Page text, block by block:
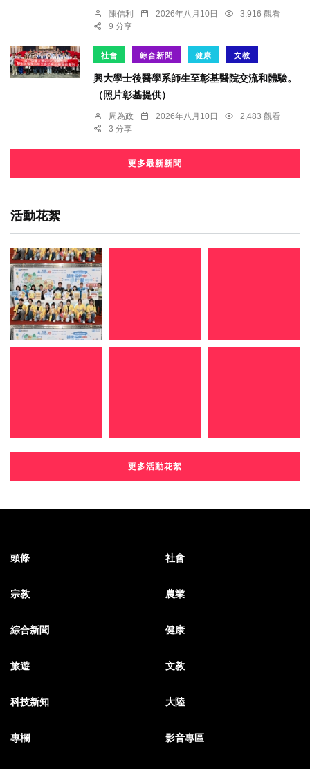
陳信利 2026年八月10日
3,916 觀看
9 分享
社會 綜合新聞 健康 文教
興大學士後醫學系師生至彰基醫院交流和體驗。
（照片彰基提供）
周為政 2026年八月10日
2,483 觀看
3 分享
更多最新新聞
活動花絮
更多活動花絮
頭條 社會
宗教 農業
綜合新聞 健康
旅遊 文教
科技新知 大陸
專欄 影音專區